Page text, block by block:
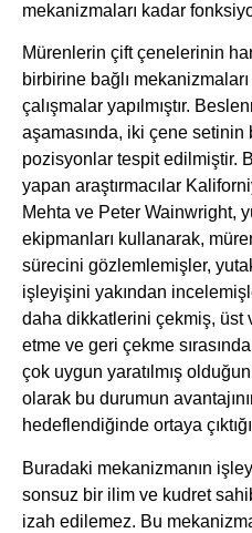
mekanizmaları kadar
Mürenlerin çift çenelerinin
birbirine bağlı
çalışmalar yapılmıştır.
aşamasında, iki çene setinin
pozisyonlar tespit edilmiştir.
yapan araştırmacılar
Mehta ve Peter Wainwright,
ekipmanları kullanarak,
sürecini gözlemlemişler,
işleyişini yakından
daha dikkatlerini çekmiş, üst
etme ve geri çekme
çok uygun yaratılmış
olarak bu durumun
hedeflendiğinde ortaya
Buradaki mekanizmanın
sonsuz bir ilim ve kudret
izah edilemez. Bu